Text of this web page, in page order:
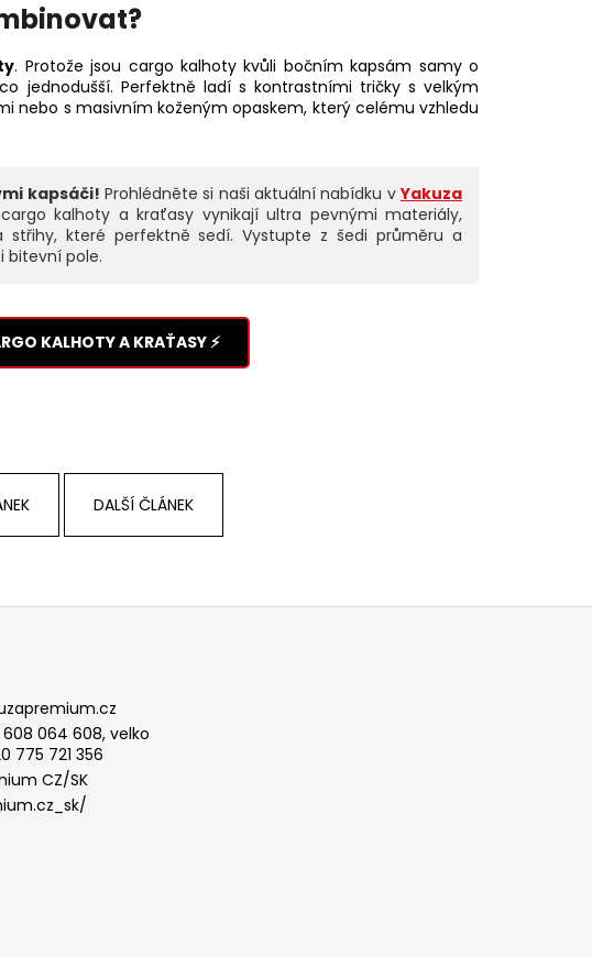
. Protože jsou cargo kalhoty kvůli bočním kapsám samy o
jednodušší. Perfektně ladí s kontrastními tričky s velkým
nebo s masivním koženým opaskem, který celému vzhledu
kapsáči! Prohlédněte si naši aktuální nabídku vYakuza
kalhoty a kraťasy vynikají ultra pevnými materiály,
které perfektně sedí. Vystupte z šedi průměru a
bitevní pole.
KALHOTY A KRAŤASY ⚡
DALŠÍ ČLÁNEK
064 608, velko
775 721 356
CZ/SK